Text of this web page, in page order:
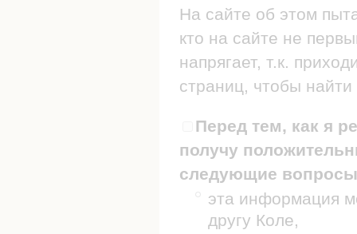
На сайте об этом
кто на сайте не
напрягает, т.к.
страниц, чтобы
Перед тем, как я
получу
следующие
эта информация
другу Коле,